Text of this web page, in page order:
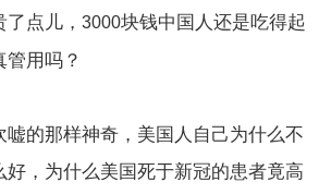
点儿， 3000块钱中国人还是吃得起
用吗？
的那样神奇，美国人自己为什么不
，为什么美国死于新冠的患者竟高